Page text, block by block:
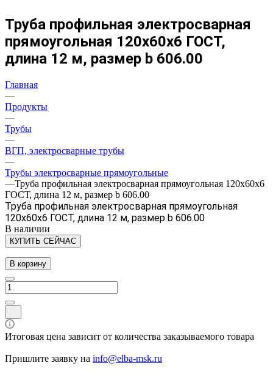
Труба профильная электросварная
прямоугольная 120х60х6 ГОСТ,
длина 12 м, размер b 606.00
Главная
—
Продукты
—
Трубы
—
ВГП, электросварные трубы
—
Трубы электросварные прямоугольные
—Труба профильная электросварная прямоугольная 120х60х6
ГОСТ, длина 12 м, размер b 606.00
Труба профильная электросварная прямоугольная
120х60х6 ГОСТ, длина 12 м, размер b 606.00
В наличии
КУПИТЬ СЕЙЧАС
В корзину
Итоговая цена зависит от количества заказываемого товара
Пришлите заявку на info@elba-msk.ru